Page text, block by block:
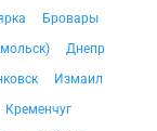
Бровары
Днепр
Измаил
Кременчуг